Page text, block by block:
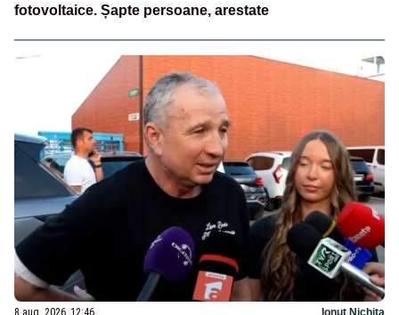
fotovoltaice. Șapte persoane, arestate
8 aug. 2026, 12:46 Ionuț Nichita